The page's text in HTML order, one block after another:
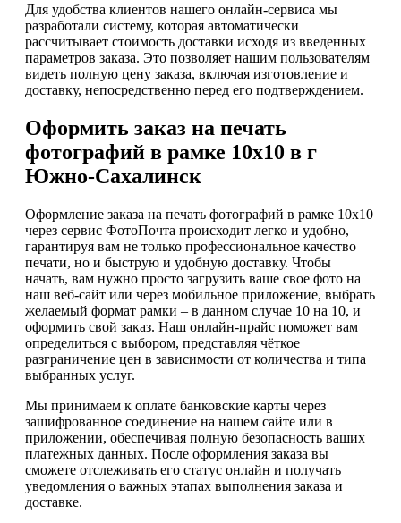
Для удобства клиентов нашего онлайн-сервиса мы
разработали систему, которая автоматически
рассчитывает стоимость доставки исходя из введенных
параметров заказа. Это позволяет нашим пользователям
видеть полную цену заказа, включая изготовление и
доставку, непосредственно перед его подтверждением.
Оформить заказ на печать
фотографий в рамке 10х10 в г
Южно-Сахалинск
Оформление заказа на печать фотографий в рамке 10х10
через сервис ФотоПочта происходит легко и удобно,
гарантируя вам не только профессиональное качество
печати, но и быструю и удобную доставку. Чтобы
начать, вам нужно просто загрузить ваше свое фото на
наш веб-сайт или через мобильное приложение, выбрать
желаемый формат рамки – в данном случае 10 на 10, и
оформить свой заказ. Наш онлайн-прайс поможет вам
определиться с выбором, представляя чёткое
разграничение цен в зависимости от количества и типа
выбранных услуг.
Мы принимаем к оплате банковские карты через
зашифрованное соединение на нашем сайте или в
приложении, обеспечивая полную безопасность ваших
платежных данных. После оформления заказа вы
сможете отслеживать его статус онлайн и получать
уведомления о важных этапах выполнения заказа и
доставке.